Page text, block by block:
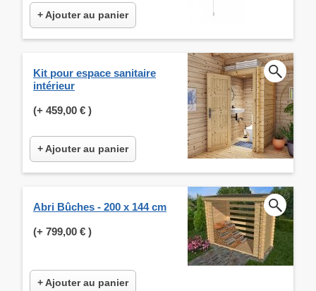
+ Ajouter au panier
Kit pour espace sanitaire
intérieur
(+ 459,00 € )
+ Ajouter au panier
Abri Bûches - 200 x 144 cm
(+ 799,00 € )
+ Ajouter au panier